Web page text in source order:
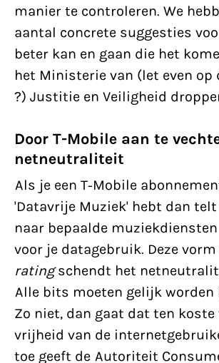
manier te controleren. We
aantal concrete suggesties
beter kan en gaan die het
het Ministerie van (let even op
?) Justitie en Veiligheid
Door T-Mobile aan te
netneutraliteit
Als je een T-Mobile
'Datavrije Muziek' hebt dan
naar bepaalde
voor je datagebruik. Deze vorm
ratingschendt het
Alle bits moeten gelijk worden
Zo niet, dan gaat dat ten koste
vrijheid van de
toe geeft de Autoriteit